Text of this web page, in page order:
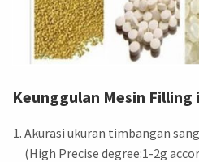
Keunggulan Mesin Filling
Akurasi ukuran timbangan
(High Precise degree:1-2g